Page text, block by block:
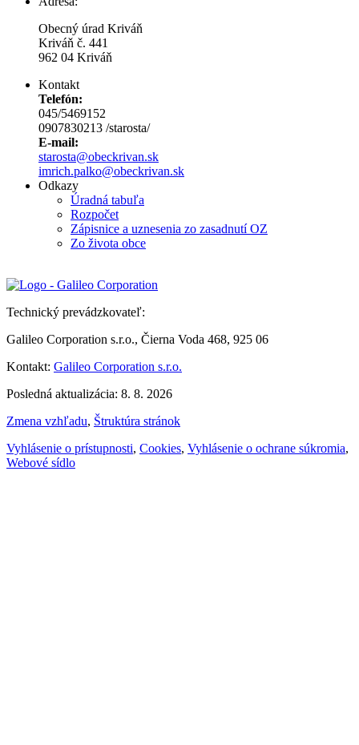
Obecný úrad Kriváň
Kriváň č. 441
962 04 Kriváň
Kontakt
Telefón:
045/5469152
0907830213 /starosta/
E-mail:
starosta@obeckrivan.sk
imrich.palko@obeckrivan.sk
Odkazy
Úradná tabuľa
Rozpočet
Zápisnice a uznesenia zo zasadnutí OZ
Zo života obce
Technický prevádzkovateľ:
Galileo Corporation s.r.o., Čierna Voda 468, 925 06
Kontakt: Galileo Corporation s.r.o.
Posledná aktualizácia: 8. 8. 2026
Zmena vzhľadu, Štruktúra stránok
Vyhlásenie o prístupnosti, Cookies, Vyhlásenie o ochrane súkromia,
Webové sídlo